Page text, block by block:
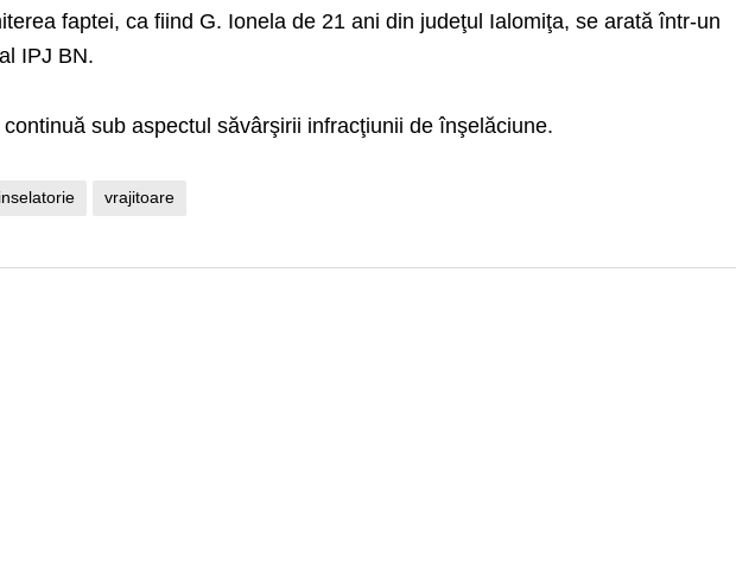
faptei, ca fiind G. Ionela de 21 ani din judeţul Ialomiţa, se arată într-un
IPJ BN.
sub aspectul săvârşirii infracţiunii de înşelăciune.
inselatorie vrajitoare